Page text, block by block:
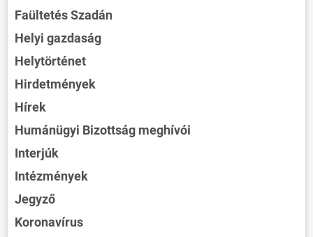
Faültetés Szadán
Helyi gazdaság
Helytörténet
Hirdetmények
Hírek
Humánügyi Bizottság meghívói
Interjúk
Intézmények
Jegyző
Koronavírus